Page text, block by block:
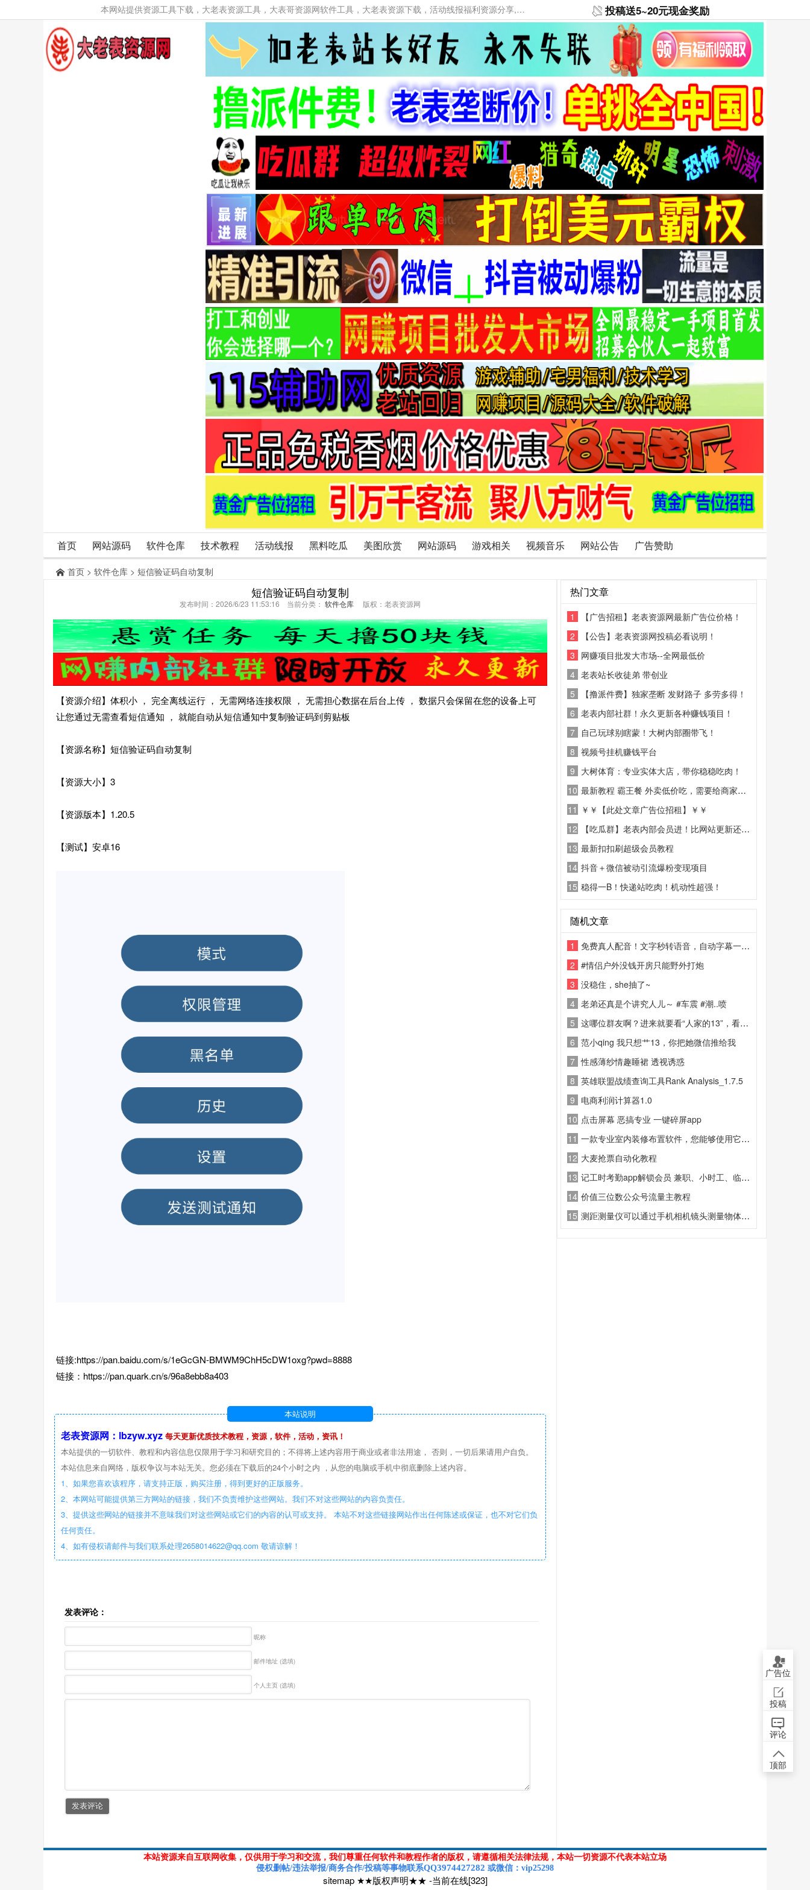
本网站提供资源工具下载，大老表资源工具，大表哥资源网软件工具，大老表资源下载，活动线报福利资源分享,活动线报，大型网游经典游戏，网络热门技术游戏辅助交流与分享。 投稿送5~20元现金奖励
首页 网站源码 软件仓库 技术教程 活动线报 黑料吃瓜 美图欣赏 网站源码 游戏相关 视频音乐 网站公告 广告赞助
首页 > 软件仓库 > 短信验证码自动复制
短信验证码自动复制
发布时间：2026/6/23 11:53:16 当前分类： 软件仓库 版权：老表资源网
【资源介绍】体积小 ， 完全离线运行 ， 无需网络连接权限 ， 无需担心数据在后台上传 ， 数据只会保留在您的设备上可
让您通过无需查看短信通知 ， 就能自动从短信通知中复制验证码到剪贴板
【资源名称】短信验证码自动复制
【资源大小】3
【资源版本】1.20.5
【测试】安卓16
链接:https://pan.baidu.com/s/1eGcGN-BMWM9ChH5cDW1oxg?pwd=8888
链接：https://pan.quark.cn/s/96a8ebb8a403
本站说明
老表资源网：lbzyw.xyz 每天更新优质技术教程，资源，软件，活动，资讯！
本站提供的一切软件、教程和内容信息仅限用于学习和研究目的；不得将上述内容用于商业或者非法用途， 否则，一切后果请用户自负。
本站信息来自网络，版权争议与本站无关。您必须在下载后的24个小时之内 ，从您的电脑或手机中彻底删除上述内容。
1、如果您喜欢该程序，请支持正版，购买注册，得到更好的正版服务。
2、本网站可能提供第三方网站的链接，我们不负责维护这些网站。我们不对这些网站的内容负责任。
3、提供这些网站的链接并不意味我们对这些网站或它们的内容的认可或支持。 本站不对这些链接网站作出任何陈述或保证，也不对它们负
任何责任。
4、如有侵权请邮件与我们联系处理2658014622@qq.com 敬请谅解！
发表评论：
昵称
邮件地址 (选填)
个人主页 (选填)
热门文章
1
【广告招租】老表资源网最新广告位价格！
2
【公告】老表资源网投稿必看说明！
3 网赚项目批发大市场--全网最低价
4 老表站长收徒弟 带创业
5
【撸派件费】独家垄断 发财路子 多劳多得！
6 老表内部社群！永久更新各种赚钱项目！
7 自己玩球别瞎蒙！大树内部圈带飞！
8 视频号挂机赚钱平台
9 大树体育：专业实体大店，带你稳稳吃肉！
10 最新教程 霸王餐 外卖低价吃，需要给商家好评
11 ￥￥【此处文章广告位招租】￥￥
12
【吃瓜群】老表内部会员进！比网站更新还精彩！
13 最新扣扣刷超级会员教程
14 抖音＋微信被动引流爆粉变现项目
15 稳得一B！快递站吃肉！机动性超强！
随机文章
1
免费真人配音！文字秒转语音，自动字幕一步到位！
2 #情侣户外没钱开房只能野外打炮
3 没稳住，she抽了~
4 老弟还真是个讲究人儿～ #车震 #潮..喷
5 这哪位群友啊？进来就要看“人家的13”，看完还嫌有味道……您是来搞笑的吗？
6 范小qing 我只想艹13，你把她微信推给我
7 性感薄纱情趣睡裙 透视诱惑
8 英雄联盟战绩查询工具Rank Analysis_1.7.5
9 电商利润计算器1.0
10 点击屏幕 恶搞专业 一键碎屏app
11 一款专业室内装修布置软件，您能够使用它来创建详细并且非常精确的室内设计平面图
12 大麦抢票自动化教程
13 记工时考勤app解锁会员 兼职、小时工、临时工打造的工时记录工具
14 价值三位数公众号流量主教程
15 测距测量仪可以通过手机相机镜头测量物体的高度、角度和距离。是一款AR测量工具软件
本站资源来自互联网收集，仅供用于学习和交流，我们尊重任何软件和教程作者的版权，请遵循相关法律法规，本站一切资源不代表本站立场
侵权删帖/违法举报/商务合作/投稿等事物联系QQ3974427282 或微信 ：vip25298
sitemap ★★版权声明★★ -当前在线[323]
广告位
投稿
评论
顶部